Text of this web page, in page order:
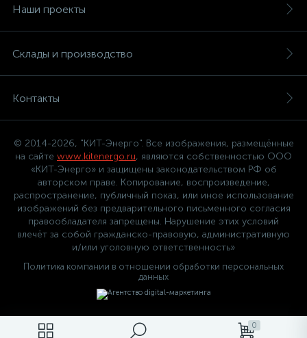
0
Наши проекты
Склады и производство
Контакты
© 2014-2026, "КИТ-Энерго". Все изображения, размещённые
на сайте www.kitenergo.ru, являются собственностью ООО
«КИТ-Энерго» и защищены законодательством РФ об
авторском праве. Копирование, воспроизведение,
распространение, публичный показ, или иное использование
изображений без предварительного письменного согласия
правообладателя запрещены. Нарушение этих условий
влечёт за собой гражданско-правовую, административную
и/или уголовную ответственность»
Политика компании в отношении обработки персональных
данных